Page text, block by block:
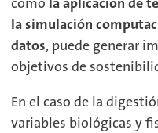
la simulación
datos, puede generar
objetivos de
En el caso de la
variables biológicas y